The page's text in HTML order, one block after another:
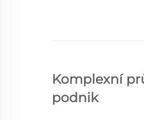
Komplexní
podnik